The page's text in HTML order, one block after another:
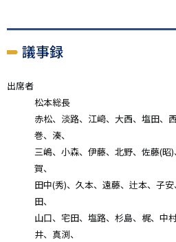
議事録
出席者
松本総長
赤松、淡路、江﨑、大西、塩田、
巻、湊、
三嶋、小森、伊藤、北野、佐藤(
賀、
田中(秀)、久本、遠藤、辻本、子
田、
山口、宅田、塩路、杉島、梶、中
井、真渕、